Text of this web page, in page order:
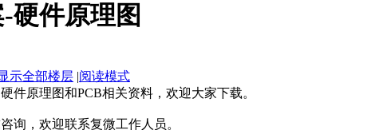
硬件原理图
示全部楼层 |阅读模式
件原理图和PCB相关资料，欢迎大家下载。
询，欢迎联系复微工作人员。